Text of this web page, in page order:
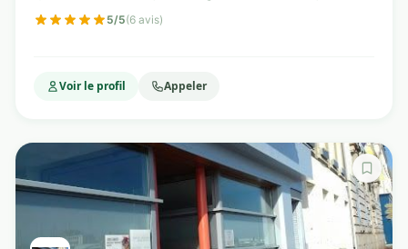
5/5(6 avis)
Voir le profil Appeler